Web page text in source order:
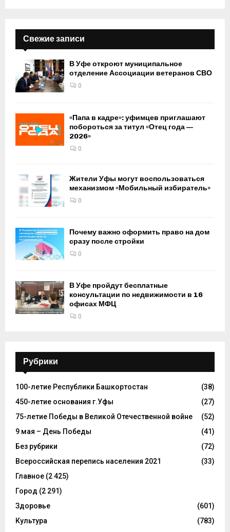
Свежие записи
В Уфе откроют муниципальное
отделение Ассоциации ветеранов СВО
0
«Папа в кадре»: уфимцев приглашают
побороться за титул «Отец года —
2026»
0
Жители Уфы могут воспользоваться
механизмом «Мобильный избиратель»
0
Почему важно оформить право на дом
сразу после стройки
0
В Уфе пройдут бесплатные
консультации по недвижимости в 16
офисах МФЦ
0
Рубрики
100-летие Республики Башкортостан
(38)
450-летие основания г.Уфы
(27)
75-летие Победы в Великой Отечественной войне
(52)
9 мая – День Победы
(41)
Без рубрики
(72)
Всероссийская перепись населения 2021
(33)
Главное (2 425)
Город (2 291)
Здоровье
(601)
Культура
(783)